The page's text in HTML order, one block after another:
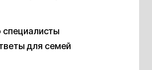
специалисты
для семей